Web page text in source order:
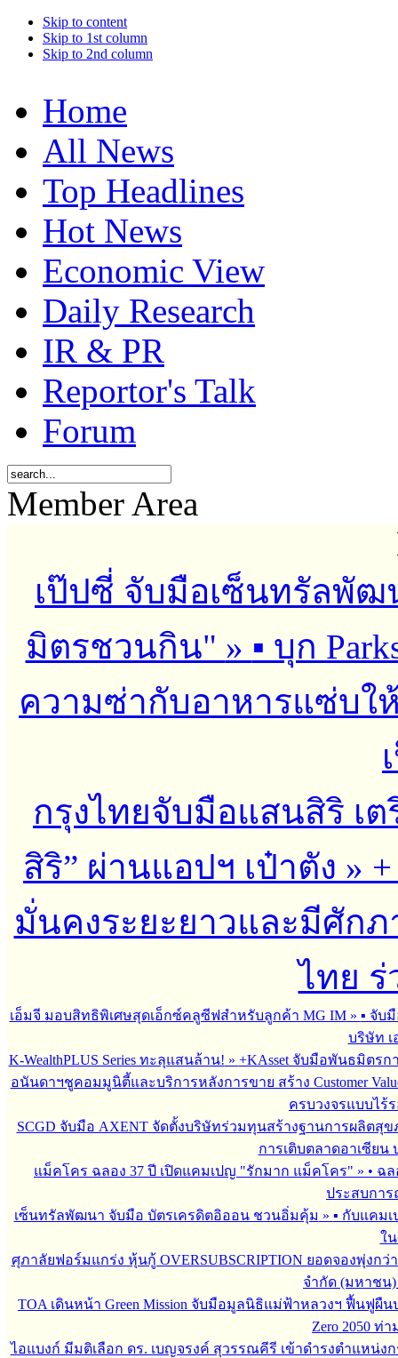
Skip to content
Skip to 1st column
Skip to 2nd column
Home
All News
Top Headlines
Hot News
Economic View
Daily Research
IR & PR
Reportor's Talk
Forum
Member Area
เป๊ปซี่ จับมือเซ็นทรัลพั
มิตรชวนกิน" » ▪︎ บุก
ความซ่ากับอาหารแซ่บใ
กรุงไทยจับมือแสนสิริ เ
สิริ” ผ่านแอปฯ เป๋าตัง »
มั่นคงระยะยาวและมีศักภ
ไทย
เอ็มจี มอบสิทธิพิเศษสุดเอ็กซ์คลูซีฟสำหรับลูกค้า MG IM» ▪︎ จับ
บริษัท เ
K-WealthPLUS Series ทะลุแสนล้าน! » +KAsset จับมือพันธมิตรการ
อนันดาฯชูคอมมูนิตี้และบริการหลังการขาย สร้าง Customer
ครบวงจรแบบไร้
SCGD จับมือ AXENT จัดตั้งบริษัทร่วมทุนสร้างฐานการผลิต
การเติบตลาดอาเซียน
แม็คโคร ฉลอง 37 ปี เปิดแคมเปญ "รักมาก แม็คโคร" » • ฉ
ประสบกา
เซ็นทรัลพัฒนา จับมือ บัตรเครดิตอิออน ชวนอิ่มคุ้ม » ▪︎ กับแคม
ใ
ศุภาลัยฟอร์มแกร่ง หุ้นกู้ OVERSUBSCRIPTION ยอดจองพุ่งกว่
จำกัด (มหาชน)
TOA เดินหน้า Green Mission จับมือมูลนิธิแม่ฟ้าหลวงฯ ฟื้นฟูผื
Zero 2050 ท่
ไอแบงก์ มีมติเลือก ดร. เบญจรงค์ สุวรรณคีรี เข้าดำรงตำแหน่ง